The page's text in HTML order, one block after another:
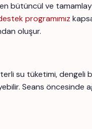
ve
programımız
oluşur.
tüketimi, dengeli
Seans öncesinde